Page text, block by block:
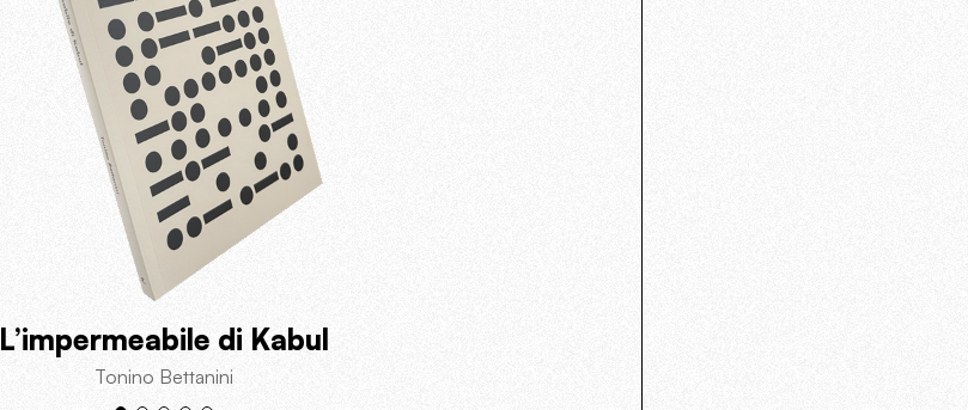
L’impermeabile di Kabul
Tonino Bettanini